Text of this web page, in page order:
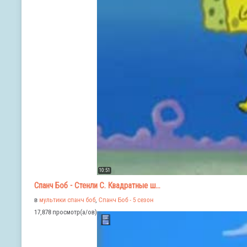
10:51
Спанч Боб - Стенли С. Квадратные ш...
в мультики спанч боб, Спанч Боб - 5 сезон
17,878 просмотр(а/ов)